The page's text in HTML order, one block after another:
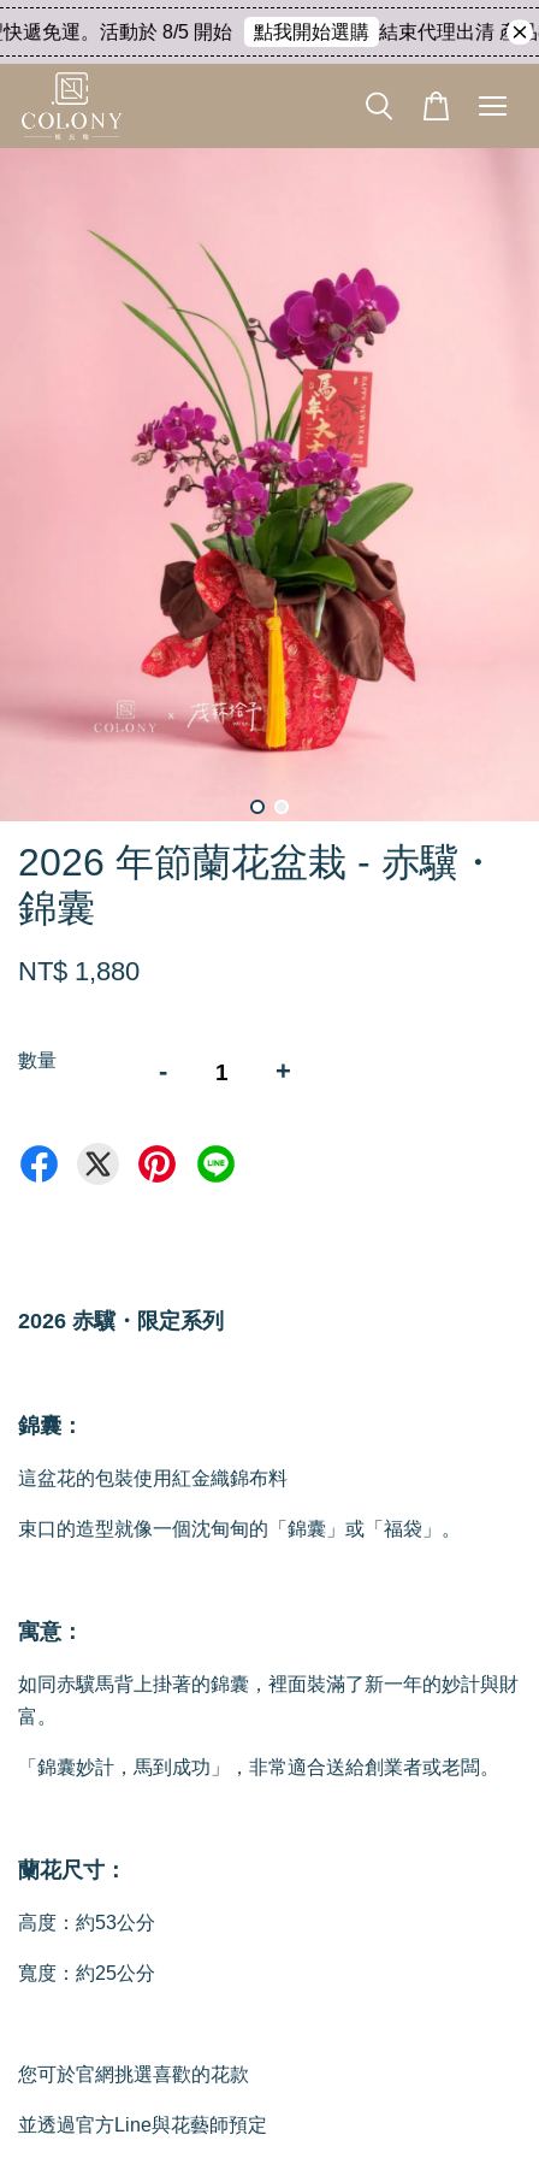
遞免運。活動於 8/5 開始 點我開始選購 結束代理出清 產品
2026 年節蘭花盆栽 - 赤驥・
錦囊
NT$ 1,880
數量 - +
2026 赤驥・限定系列
錦囊：
這盆花的包裝使用紅金織錦布料
束口的造型就像一個沈甸甸的「錦囊」或「福袋」。
寓意：
如同赤驥馬背上掛著的錦囊，裡面裝滿了新一年的妙計與財
富。
「錦囊妙計，馬到成功」，非常適合送給創業者或老闆。
蘭花尺寸：
高度：約53公分
寬度：約25公分
您可於官網挑選喜歡的花款
並透過官方Line與花藝師預定